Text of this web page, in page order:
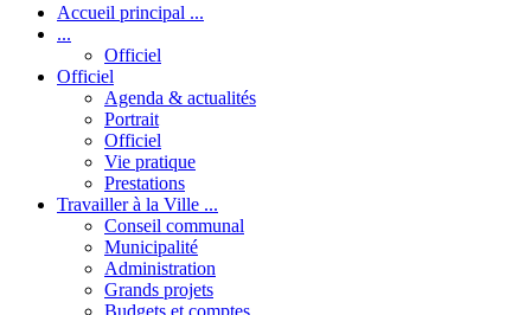
Accueil principal ...
...
Officiel
Officiel
Agenda & actualités
Portrait
Officiel
Vie pratique
Prestations
Travailler à la Ville ...
Conseil communal
Municipalité
Administration
Grands projets
Budgets et comptes